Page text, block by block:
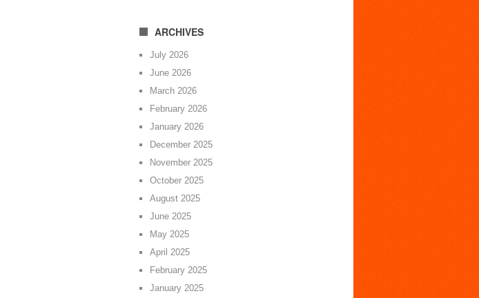
ARCHIVES
July 2026
June 2026
March 2026
February 2026
January 2026
December 2025
November 2025
October 2025
August 2025
June 2025
May 2025
April 2025
February 2025
January 2025